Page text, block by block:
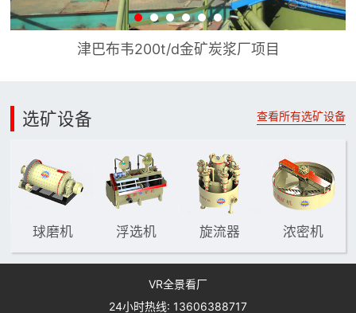
津巴布韦200t/d金矿炭浆厂项目
选矿设备 查看所有选矿设备
球磨机 浮选机 旋流器 浓密机
VR全景看厂
24小时热线: 13606388717